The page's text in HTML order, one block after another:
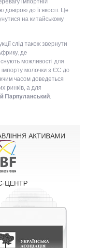
до її якості. Це
на китайському
слід також звернути
де
можливості для
імпорту молочки з ЄС до
часом доведеться
ринків, а для
Парпуланський
АКТИВАМИ
ЦЕНТР